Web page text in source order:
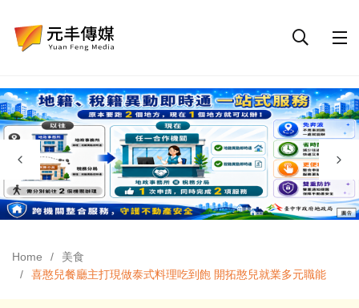
Home
美食
喜憨兒餐廳主打現做泰式料理吃到飽 開拓憨兒就業多元職能